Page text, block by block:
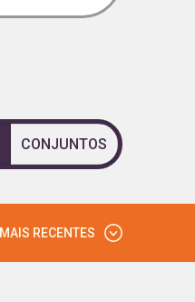
CONJUNTOS
MAIS RECENTES